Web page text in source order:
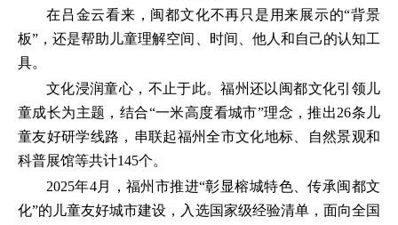
在吕金云看来，闽都文化不再只是用来展示的“背景
板”，还是帮助儿童理解空间、时间、他人和自己的认知工
具。
文化浸润童心，不止于此。福州还以闽都文化引领儿
童成长为主题，结合“一米高度看城市”理念，推出26条儿
童友好研学线路，串联起福州全市文化地标、自然景观和
科普展馆等共计145个。
2025年4月，福州市推进“彰显榕城特色、传承闽都文
化”的儿童友好城市建设，入选国家级经验清单，面向全国